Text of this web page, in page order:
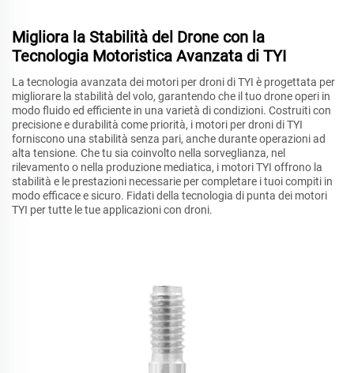
Migliora la Stabilità del Drone con la
Tecnologia Motoristica Avanzata di TYI
La tecnologia avanzata dei motori per droni di TYI è progettata per
migliorare la stabilità del volo, garantendo che il tuo drone operi in
modo fluido ed efficiente in una varietà di condizioni. Costruiti con
precisione e durabilità come priorità, i motori per droni di TYI
forniscono una stabilità senza pari, anche durante operazioni ad
alta tensione. Che tu sia coinvolto nella sorveglianza, nel
rilevamento o nella produzione mediatica, i motori TYI offrono la
stabilità e le prestazioni necessarie per completare i tuoi compiti in
modo efficace e sicuro. Fidati della tecnologia di punta dei motori
TYI per tutte le tue applicazioni con droni.